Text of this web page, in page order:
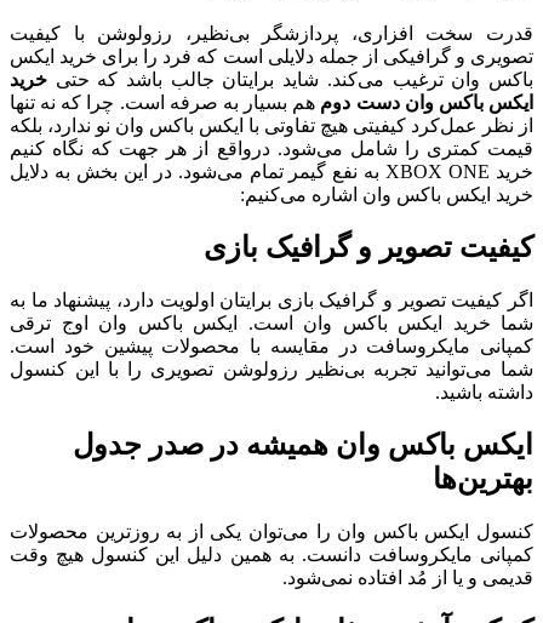
قدرت سخت افزاری، پردازشگر بی‌نظیر، رزولوشن با کیفیت
تصویری و گرافیکی از جمله دلایلی است که فرد را برای خرید ایکس
باکس وان ترغیب می‌کند. شاید برایتان جالب باشد که حتی خرید
ایکس باکس وان دست دوم هم بسیار به صرفه است. چرا که نه تنها
از نظر عمل‌کرد کیفیتی هیچ تفاوتی با ایکس باکس وان نو ندارد، بلکه
قیمت کمتری را شامل می‌شود. در‌واقع از هر جهت که نگاه کنیم
خرید XBOX ONE به نفع گیمر تمام می‌شود. در این بخش به دلایل
خرید ایکس باکس وان اشاره می‌کنیم:
کیفیت تصویر و گرافیک بازی
اگر کیفیت تصویر و گرافیک بازی برایتان اولویت دارد، پیشنهاد ما به
شما خرید ایکس باکس وان است. ایکس باکس وان اوج ترقی
کمپانی مایکروسافت در مقایسه با محصولات پیشین خود است.
شما می‌توانید تجربه بی‌نظیر رزولوشن تصویری را با این کنسول
داشته باشید.
ایکس باکس وان همیشه در صدر جدول
بهترین‌ها
کنسول ایکس باکس وان را می‌توان یکی از به روزترین محصولات
کمپانی مایکروسافت دانست. به همین دلیل این کنسول هیچ وقت
قدیمی و یا از مُد افتاده نمی‌شود.